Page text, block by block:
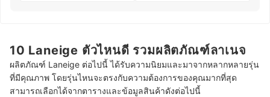
10 Laneige ตัวไหนดี รวมผลิตภัณฑ์ลาเนจ
ผลิตภัณฑ์ Laneige ต่อไปนี้ ได้รับความนิยมและมาจากหลากหลายรุ่น
ที่มีคุณภาพ โดยรุ่นไหนจะตรงกับความต้องการของคุณมากที่สุด
สามารถเลือกได้จากตารางและข้อมูลสินค้าดังต่อไปนี้